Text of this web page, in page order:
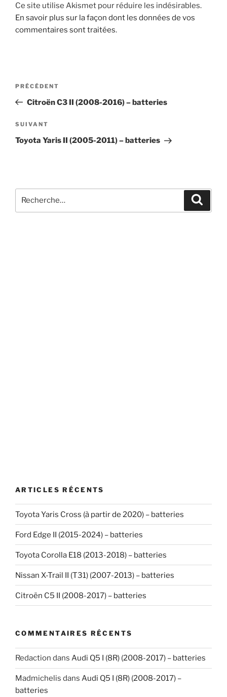
Ce site utilise Akismet pour réduire les indésirables.
En savoir plus sur la façon dont les données de vos
commentaires sont traitées.
Navigation
l’article
Article
précédent
PRÉCÉDENT
Citroën C3 II (2008-2016) – batteries
Article
suivant
SUIVANT
Toyota Yaris II (2005-2011) – batteries
pour
ARTICLES RÉCENTS
Toyota Yaris Cross (à partir de 2020) – batteries
Ford Edge II (2015-2024) – batteries
Toyota Corolla E18 (2013-2018) – batteries
Nissan X-Trail II (T31) (2007-2013) – batteries
Citroën C5 II (2008-2017) – batteries
COMMENTAIRES RÉCENTS
Redaction dans Audi Q5 I (8R) (2008-2017) – batteries
Madmichelis dans Audi Q5 I (8R) (2008-2017) –
batteries